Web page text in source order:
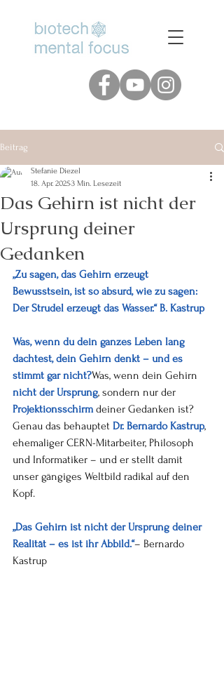
Beitrag
Das Gehirn ist nicht der
Ursprung deiner
Gedanken
Stefanie Diezel
18. Apr. 20253 Min. Lesezeit
„Zu sagen, das Gehirn erzeugt
Bewusstsein, ist so absurd, wie zu sagen:
Der Strudel erzeugt das Wasser.“ B. Kastrup
Was, wenn du dein ganzes Leben lang
dachtest, dein Gehirn denkt – und es
stimmt gar nicht?Was, wenn dein Gehirn
nicht der Ursprung, sondern nur der
Projektionsschirm deiner Gedanken ist?
Genau das behauptet Dr. Bernardo Kastrup,
ehemaliger CERN-Mitarbeiter, Philosoph
und Informatiker – und er stellt damit
unser gängiges Weltbild radikal auf den
Kopf.
„Das Gehirn ist nicht der Ursprung deiner
Realität – es ist ihr Abbild.“– Bernardo
Kastrup